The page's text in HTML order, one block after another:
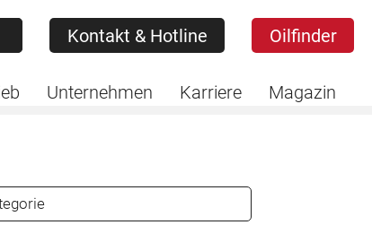
Kontakt & Hotline Oilfinder
Kontakt & Hotline Oilfinder
Unternehmen Karriere Magazin